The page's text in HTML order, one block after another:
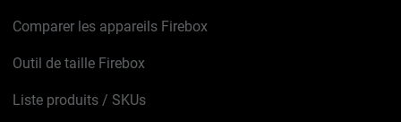
Comparer les appareils Firebox
Outil de taille Firebox
Liste produits / SKUs